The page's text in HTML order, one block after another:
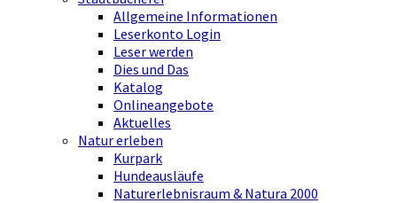
Allgemeine Informationen
Leserkonto Login
Leser werden
Dies und Das
Katalog
Onlineangebote
Aktuelles
Natur erleben
Kurpark
Hundeausläufe
Naturerlebnisraum & Natura 2000